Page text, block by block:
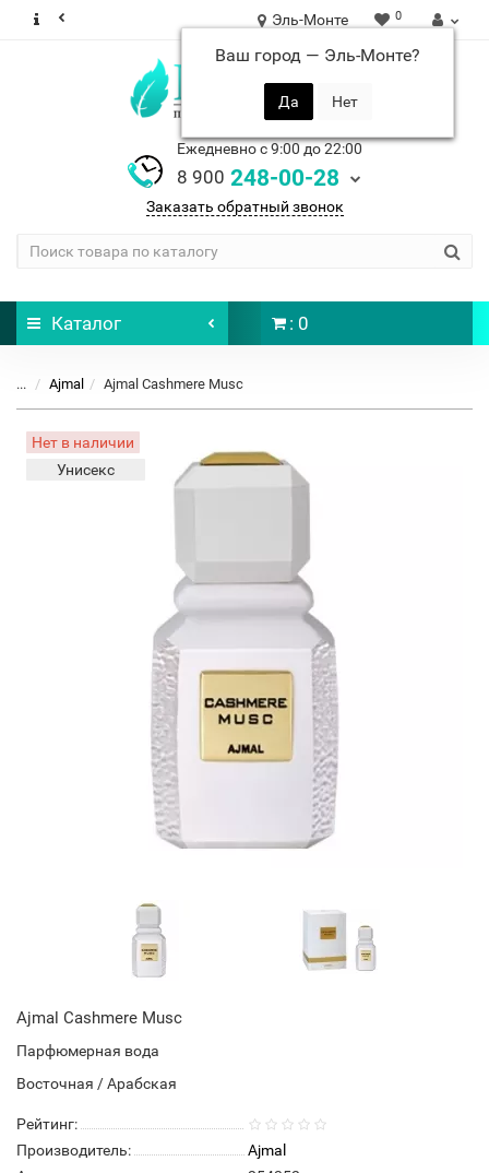
Эль-Монте
Ваш город — Эль-Монте?
0
Ежедневно с 9:00 до 22:00
8 900 248-00-28
Заказать обратный звонок
Каталог : 0
... Ajmal Ajmal Cashmere Musc
Нет в наличии
Унисекс
Ajmal Cashmere Musc
Парфюмерная вода
Восточная / Арабская
Рейтинг:
Производитель:
Ajmal